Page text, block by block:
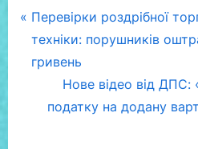
Навігація
записів
P
r
e
Перевірки роздрібної
техніки: порушників
гривень
N
e
Нове відео від ДПС:
податку на додану